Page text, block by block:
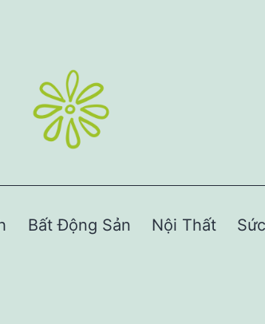
Bất Động Sản Nội Thất